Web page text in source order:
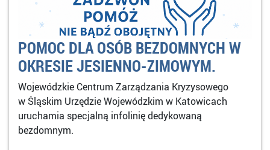
POMOC DLA OSÓB BEZDOMNYCH W
OKRESIE JESIENNO-ZIMOWYM.
Wojewódzkie Centrum Zarządzania Kryzysowego
w Śląskim Urzędzie Wojewódzkim w Katowicach
uruchamia specjalną infolinię dedykowaną
bezdomnym.